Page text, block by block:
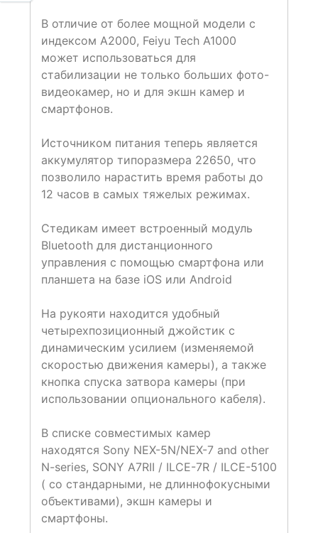
В отличие от более мощной модели с
индексом A2000, Feiyu Tech A1000
может использоваться для
стабилизации не только больших фото-
видеокамер, но и для экшн камер и
смартфонов.
Источником питания теперь является
аккумулятор типоразмера 22650, что
позволило нарастить время работы до
12 часов в самых тяжелых режимах.
Стедикам имеет встроенный модуль
Bluetooth для дистанционного
управления с помощью смартфона или
планшета на базе iOS или Android
На рукояти находится удобный
четырехпозиционный джойстик с
динамическим усилием (изменяемой
скоростью движения камеры), а также
кнопка спуска затвора камеры (при
использовании опционального кабеля).
В списке совместимых камер
находятся Sony NEX-5N/NEX-7 and other
N-series, SONY A7RII / ILCE-7R / ILCE-5100
( со стандарными, не длиннофокусными
объективами), экшн камеры и
смартфоны.